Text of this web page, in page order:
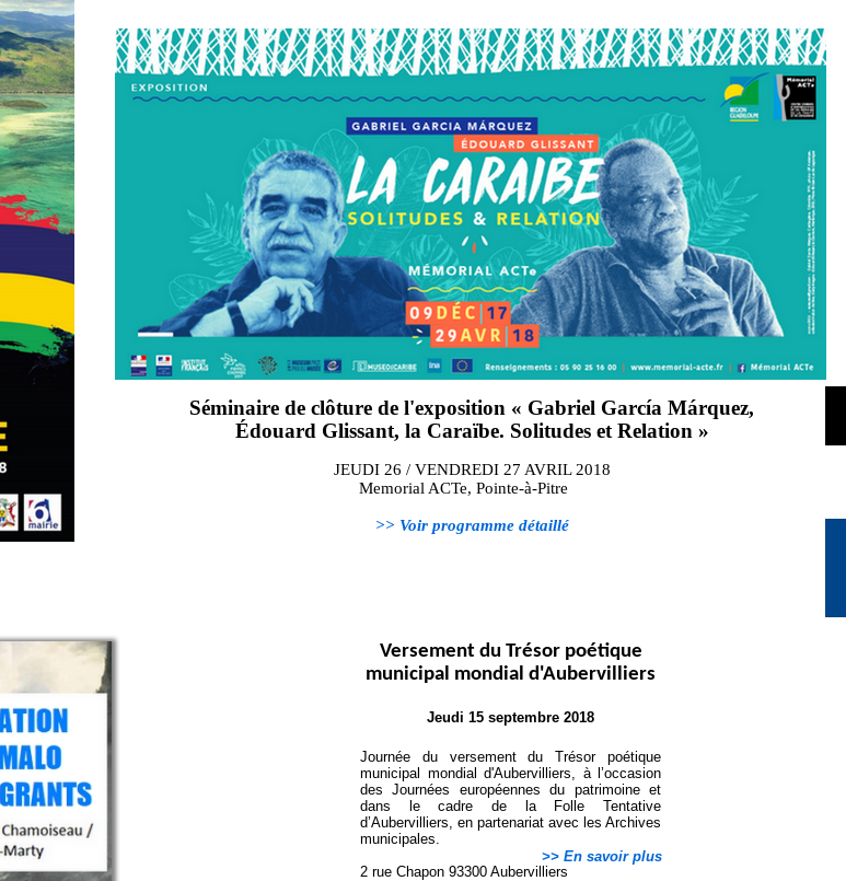
Séminaire de clôture de l'exposition « Gabriel García Márquez,
Édouard Glissant, la Caraïbe. Solitudes et Relation »
JEUDI 26 / VENDREDI 27 AVRIL 2018
Memorial ACTe, Pointe-à-Pitre
>> Voir programme détaillé
Versement du Trésor poétique
municipal mondial d'Aubervilliers
Jeudi 15 septembre 2018
Journée du versement du Trésor poétique
municipal mondial d'Aubervilliers, à l’occasion
des Journées européennes du patrimoine et
dans le cadre de la Folle Tentative
d’Aubervilliers, en partenariat avec les Archives
municipales.
2 rue Chapon 93300 Aubervilliers
>> En savoir plus